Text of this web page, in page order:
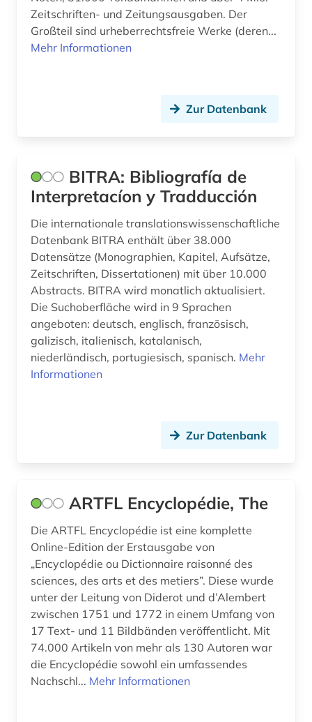
Zeitschriften- und Zeitungsausgaben. Der
Großteil sind urheberrechtsfreie Werke (deren...
Mehr Informationen
Zur Datenbank
BITRA: Bibliografía de
Interpretacíon y Tradducción
Die internationale translationswissenschaftliche
Datenbank BITRA enthält über 38.000
Datensätze (Monographien, Kapitel, Aufsätze,
Zeitschriften, Dissertationen) mit über 10.000
Abstracts. BITRA wird monatlich aktualisiert.
Die Suchoberfläche wird in 9 Sprachen
angeboten: deutsch, englisch, französisch,
galizisch, italienisch, katalanisch,
niederländisch, portugiesisch, spanisch. Mehr
Informationen
Zur Datenbank
ARTFL Encyclopédie, The
Die ARTFL Encyclopédie ist eine komplette
Online-Edition der Erstausgabe von
„Encyclopédie ou Dictionnaire raisonné des
sciences, des arts et des metiers”. Diese wurde
unter der Leitung von Diderot und d’Alembert
zwischen 1751 und 1772 in einem Umfang von
17 Text- und 11 Bildbänden veröffentlicht. Mit
74.000 Artikeln von mehr als 130 Autoren war
die Encyclopédie sowohl ein umfassendes
Nachschl... Mehr Informationen